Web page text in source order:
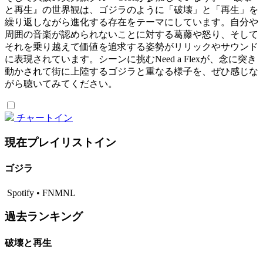
と再生』の世界観は、ゴジラのように「破壊」と「再生」を
繰り返しながら進化する存在をテーマにしています。自分や
周囲の音楽が認められないことに対する葛藤や怒り、そして
それを乗り越えて価値を追求する姿勢がリリックやサウンド
に表現されています。シーンに挑むNeed a Flexが、念に突き
動かされて街に上陸するゴジラと重なる様子を、ぜひ感じな
がら聴いてみてください。
チャートイン
現在プレイリストイン
ゴジラ
Spotify • FNMNL
過去ランキング
破壊と再生